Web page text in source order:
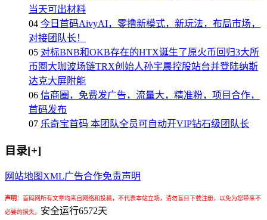
当天可出材料
04 今日首码AivyAI，零撸新模式，新玩法，布局市场，
对接团队长！
05 对标BNB和OKB存在的HTX诞生了原火币回归3大所
币圈大咖波场链TRX创始人孙宇晨控股站台并登陆纳斯
达克大屏附能
06 信商圈，免费发广告，流量大，精准粉，项目合作，
首码发布
07 乐奇宝首码 本团队全员可自动开VIP钻石级团队长
目录[+]
网站地图 XML广告合作免责声明
声明： 首码网所有文章均来自网络和投稿，不代表本站立场，请勿盲目下载注册，以免为您带来不
必要的损失。 安全运行6572天